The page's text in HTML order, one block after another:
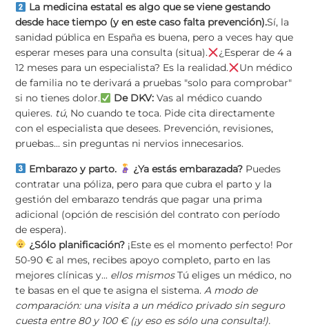
La medicina estatal es algo que se viene gestando
desde hace tiempo (y en este caso falta prevención).Sí, la
sanidad pública en España es buena, pero a veces hay que
esperar meses para una consulta (situa).
¿Esperar de 4 a
12 meses para un especialista? Es la realidad.
Un médico
de familia no te derivará a pruebas "solo para comprobar"
si no tienes dolor.
De DKV: Vas al médico cuando
quieres. tú, No cuando te toca. Pide cita directamente
con el especialista que desees. Prevención, revisiones,
pruebas... sin preguntas ni nervios innecesarios.
Embarazo y parto. ¿Ya estás embarazada? Puedes
contratar una póliza, pero para que cubra el parto y la
gestión del embarazo tendrás que pagar una prima
adicional (opción de rescisión del contrato con período
de espera).
¿Sólo planificación? ¡Este es el momento perfecto! Por
50-90 € al mes, recibes apoyo completo, parto en las
mejores clínicas y... ellos mismosTú eliges un médico, no
te basas en el que te asigna el sistema.A modo de
comparación: una visita a un médico privado sin seguro
cuesta entre 80 y 100 € (¡y eso es sólo una consulta!).